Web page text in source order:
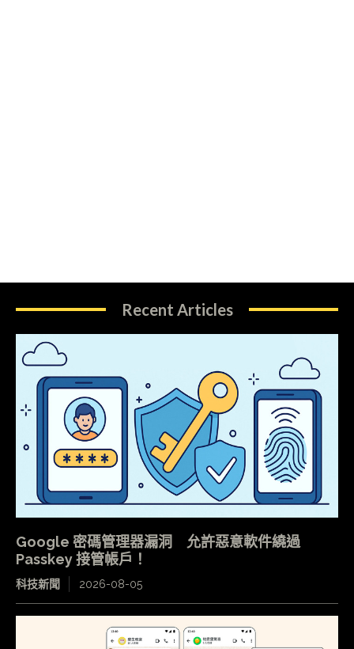
Recent Articles
Google 密碼管理器漏洞 允許惡意軟件繞過
Passkey 接管帳戶！
科技新聞 2026-08-05